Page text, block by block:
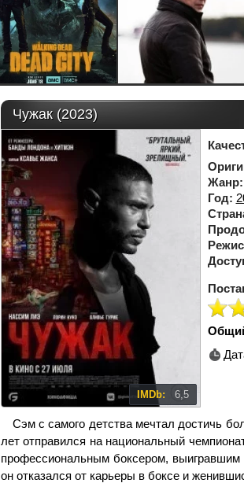
Чужак (2023)
IMDb: 6,5
Жанр:
Год:
Сэм с самого детства мечтал достичь
лет отправился на национальный
профессиональным боксером,
он отказался от карьеры в боксе и